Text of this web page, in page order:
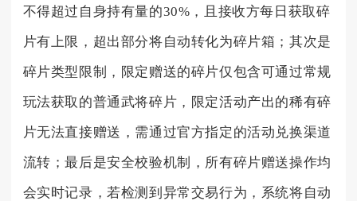
不得超过自身持有量的30%，且接收方每日获取碎
片有上限，超出部分将自动转化为碎片箱；其次是
碎片类型限制，限定赠送的碎片仅包含可通过常规
玩法获取的普通武将碎片，限定活动产出的稀有碎
片无法直接赠送，需通过官方指定的活动兑换渠道
流转；最后是安全校验机制，所有碎片赠送操作均
会实时记录，若检测到异常交易行为，系统将自动